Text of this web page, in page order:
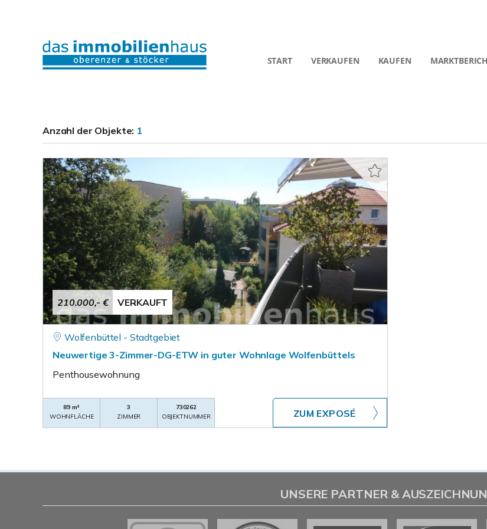
START VERKAUFEN KAUFEN
Anzahl der Objekte: 1
210.000,- € VERKAUFT
Wolfenbüttel - Stadtgebiet
Neuwertige 3-Zimmer-DG-ETW in guter Wohnlage Wolfenbüttels
Penthousewohnung
89 m²
WOHNFLÄCHE
3
ZIMMER
730262
OBJEKTNUMMER
ZUM EXPOSÉ
UNSERE PARTNER &